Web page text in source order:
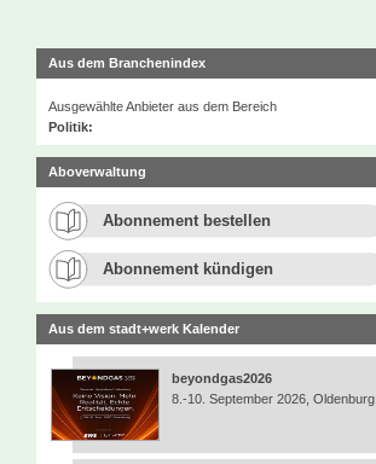
Aus dem Branchenindex
Ausgewählte Anbieter aus dem Bereich
Politik:
Aboverwaltung
Abonnement bestellen
Abonnement kündigen
Aus dem stadt+werk Kalender
beyondgas2026
8.-10. September 2026, Oldenburg